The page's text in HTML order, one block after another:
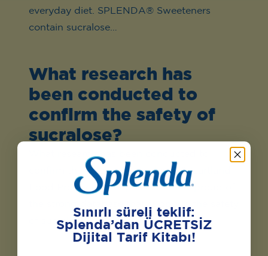
everyday diet. SPLENDA® Sweeteners
contain sucralose…
What research has
been conducted to
confirm the safety of
sucralose?
What research has been conducted to
confirm the safety of sucralose? “Heartland
Food Products Group is extremely proud of
of sucralose, the sweetening…
Sınırlı süreli teklif:
Splenda’dan ÜCRETSİZ
Dijital Tarif Kitabı!